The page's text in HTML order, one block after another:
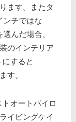
ます。またタ
ンチではな
んだ場合、
のインテリア
すると
す。
オートパイロ
イビングケイ